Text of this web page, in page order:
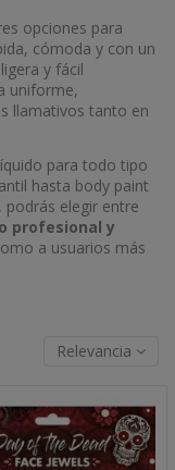
opciones para
cómoda y con un
y fácil
uniforme,
llamativos tanto en
para todo tipo
hasta body paint
podrás elegir entre
profesional y
a usuarios más
Relevancia